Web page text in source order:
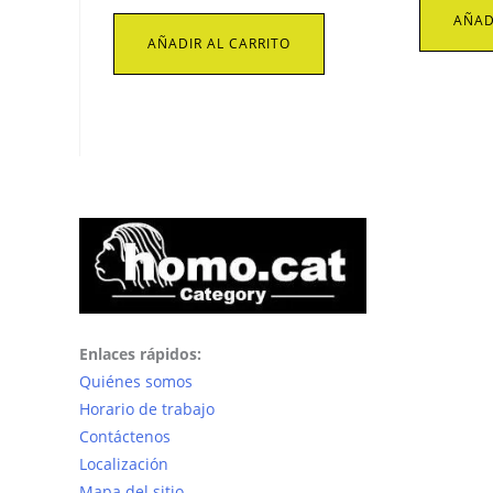
AÑADIR AL CARRITO
Enlaces rápidos:
Quiénes somos
Horario de trabajo
Contáctenos
Localización